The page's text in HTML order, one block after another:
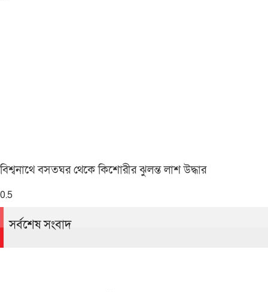
বিশ্বনাথে বসতঘর থেকে কিশোরীর ঝুলন্ত লাশ উদ্ধার
সর্বশেষ সংবাদ